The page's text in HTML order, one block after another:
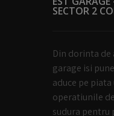
SECTOR 2
Din dorinta de
garage isi
aduce pe
operatiunile
sudura pentru